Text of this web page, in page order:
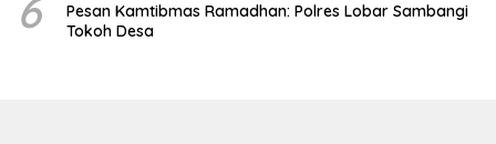
Pesan Kamtibmas Ramadhan: Polres Lobar Sambangi
Tokoh Desa